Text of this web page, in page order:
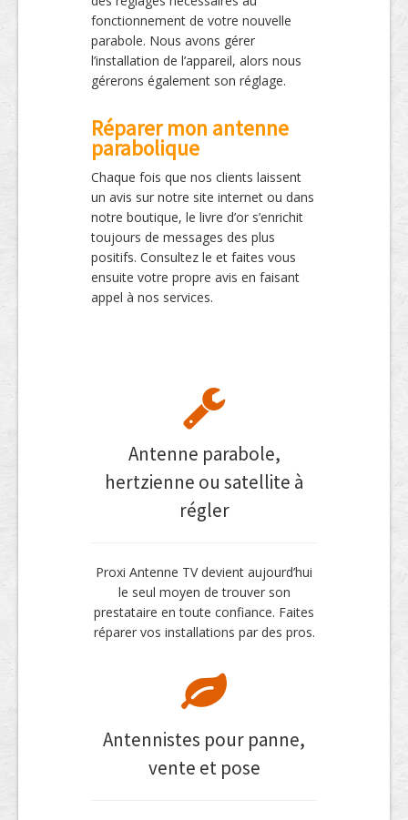
fonctionnement de votre nouvelle
parabole. Nous avons gérer
l’installation de l’appareil, alors nous
gérerons également son réglage.
Réparer mon antenne
parabolique
Chaque fois que nos clients laissent
un avis sur notre site internet ou dans
notre boutique, le livre d’or s’enrichit
toujours de messages des plus
positifs. Consultez le et faites vous
ensuite votre propre avis en faisant
appel à nos services.
Antenne parabole,
hertzienne ou satellite à
régler
Proxi Antenne TV devient aujourd’hui
le seul moyen de trouver son
prestataire en toute confiance. Faites
réparer vos installations par des pros.
Antennistes pour panne,
vente et pose